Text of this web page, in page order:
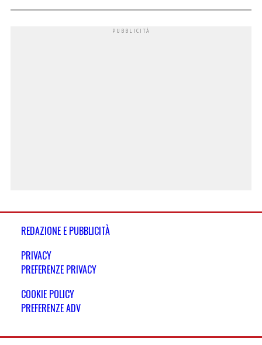
REDAZIONE E PUBBLICITÀ
PRIVACY
PREFERENZE PRIVACY
COOKIE POLICY
PREFERENZE ADV